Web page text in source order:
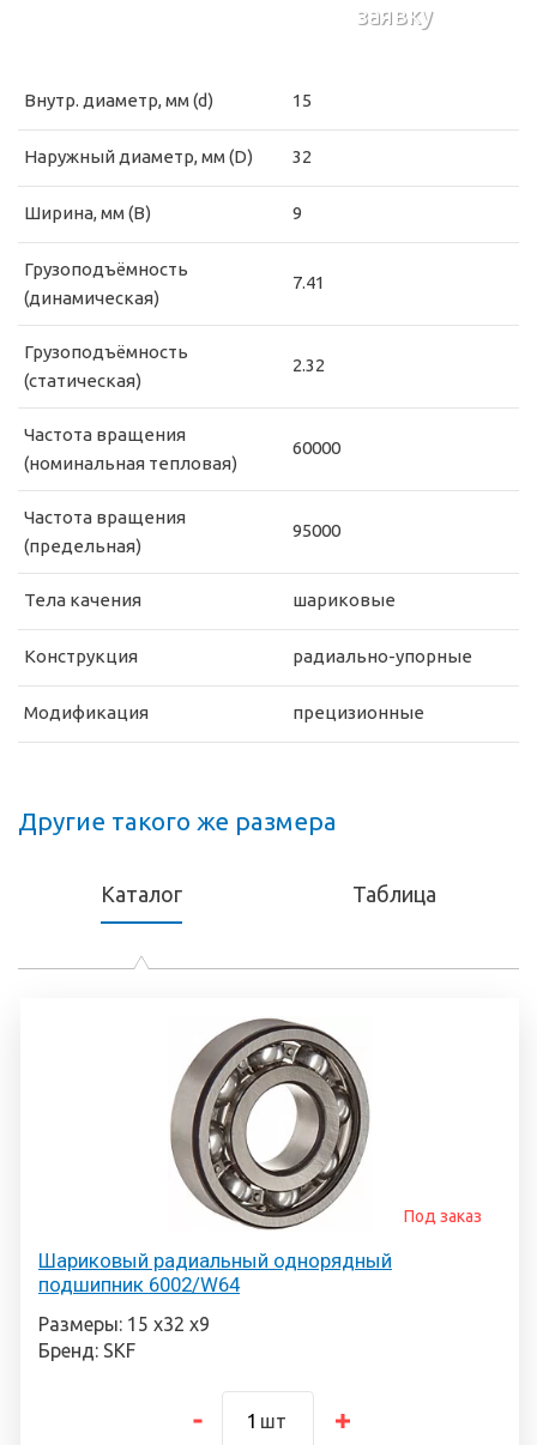
заявку
Внутр. диаметр, мм (d) 15
Наружный диаметр, мм (D) 32
Ширина, мм (B) 9
Грузоподъёмность
(динамическая)
7.41
Грузоподъёмность
(статическая)
2.32
Частота вращения
(номинальная тепловая)
60000
Частота вращения
(предельная)
95000
Тела качения шариковые
Конструкция радиально-упорные
Модификация прецизионные
Другие такого же размера
Каталог Таблица
Шариковый радиальный однорядный
подшипник 6002/W64
Под заказ
Размеры: 15 х32 х9
Бренд: SKF
шт